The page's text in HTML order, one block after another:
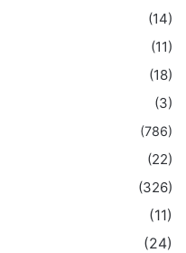
(14)
(11)
(18)
(3)
(786)
(22)
(326)
(11)
(24)